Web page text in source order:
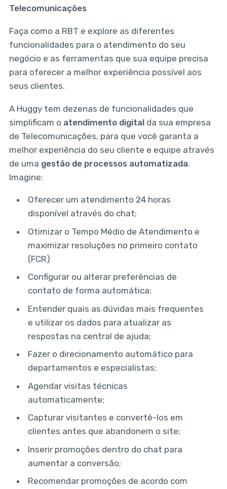
Telecomunicações
Faça como a RBT e explore as diferentes
funcionalidades para o atendimento do seu
negócio e as ferramentas que sua equipe precisa
para oferecer a melhor experiência possível aos
seus clientes.
A Huggy tem dezenas de funcionalidades que
simplificam o atendimento digitalda sua empresa
de Telecomunicações, para que você garanta a
melhor experiência do seu cliente e equipe através
de uma gestão de processos automatizada.
Imagine:
Oferecer um atendimento 24 horas
disponível através do chat;
Otimizar o Tempo Médio de Atendimento e
maximizar resoluções no primeiro contato
(FCR)
Configurar ou alterar preferências de
contato de forma automática;
Entender quais as dúvidas mais frequentes
e utilizar os dados para atualizar as
respostas na central de ajuda;
Fazer o direcionamento automático para
departamentos e especialistas;
Agendar visitas técnicas
automaticamente;
Capturar visitantes e convertê-los em
clientes antes que abandonem o site;
Inserir promoções dentro do chat para
aumentar a conversão;
Recomendar promoções de acordo com